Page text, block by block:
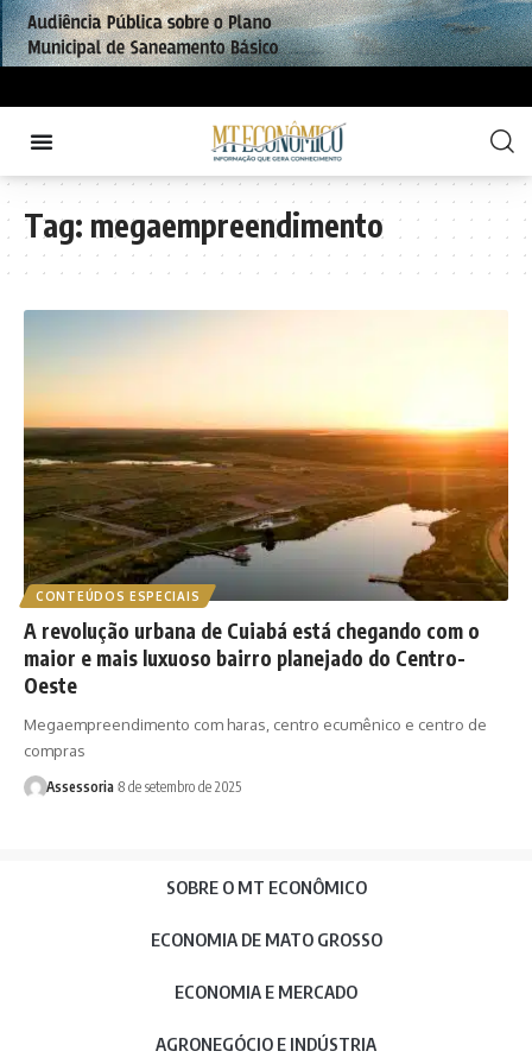
Tag: megaempreendimento
CONTEÚDOS ESPECIAIS
A revolução urbana de Cuiabá está chegando com o
maior e mais luxuoso bairro planejado do Centro-
Oeste
Megaempreendimento com haras, centro ecumênico e centro de
compras
Assessoria 8 de setembro de 2025
SOBRE O MT ECONÔMICO
ECONOMIA DE MATO GROSSO
ECONOMIA E MERCADO
AGRONEGÓCIO E INDÚSTRIA